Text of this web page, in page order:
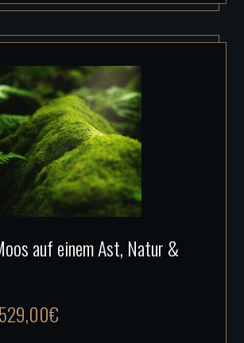
auf
der
Produktseite
gewählt
werden
Produkt
auf einem Ast, Natur &
529,00€